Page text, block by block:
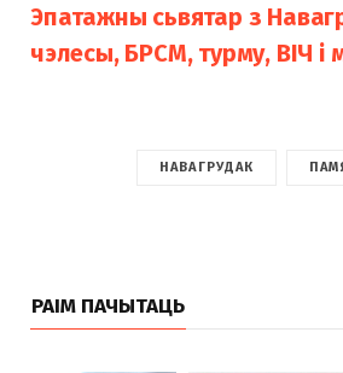
Эпатажны сьвятар з
чэлесы, БРСМ, турму, ВІЧ і
НАВАГРУДАК
РАІМ ПАЧЫТАЦЬ